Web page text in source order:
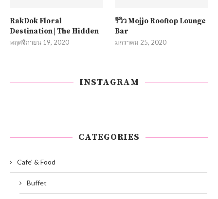
RakDok Floral
Destination | The Hidden
พฤศจิกายน 19, 2020
รีวิว Mojjo Rooftop Lounge
Bar
มกราคม 25, 2020
INSTAGRAM
CATEGORIES
Cafe' & Food
Buffet